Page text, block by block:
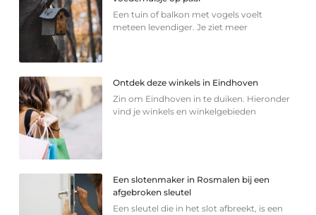
Een tuin of balkon met vogels voelt
meteen levendiger. Je ziet meer
Ontdek deze winkels in Eindhoven
Zin om Eindhoven in te duiken. Hieronder
vind je winkels en winkelgebieden
Een slotenmaker in Rosmalen bij een
afgebroken sleutel
Een sleutel die in het slot afbreekt, is een